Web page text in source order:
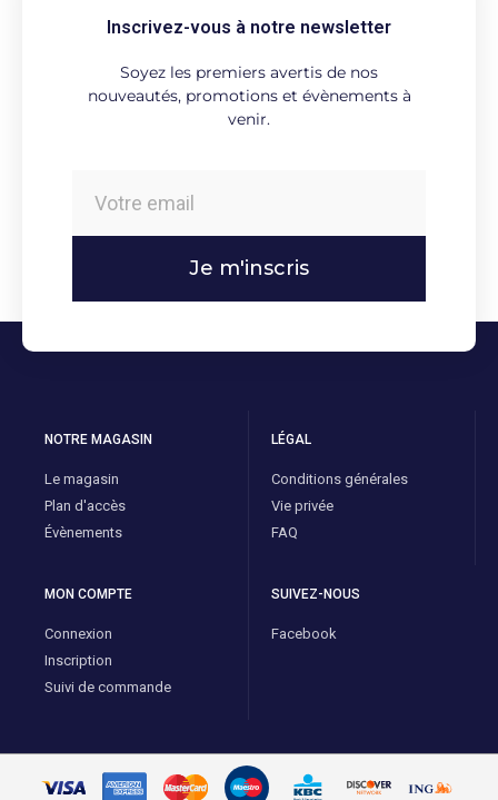
Inscrivez-vous à notre newsletter
Soyez les premiers avertis de nos
nouveautés, promotions et évènements à
venir.
Je m'inscris
NOTRE MAGASIN
Le magasin
Plan d'accès
Évènements
LÉGAL
Conditions générales
Vie privée
FAQ
MON COMPTE
Connexion
Inscription
Suivi de commande
SUIVEZ-NOUS
Facebook